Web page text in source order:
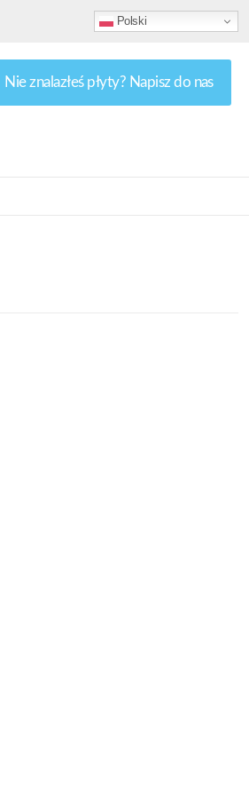
Polski
Nie znalazłeś płyty? Napisz do nas